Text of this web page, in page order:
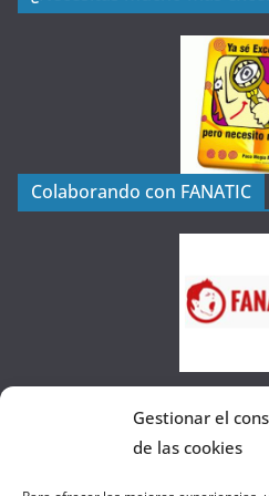
t
a
Colaborando con FANATIC
Gestionar el
de las cookies